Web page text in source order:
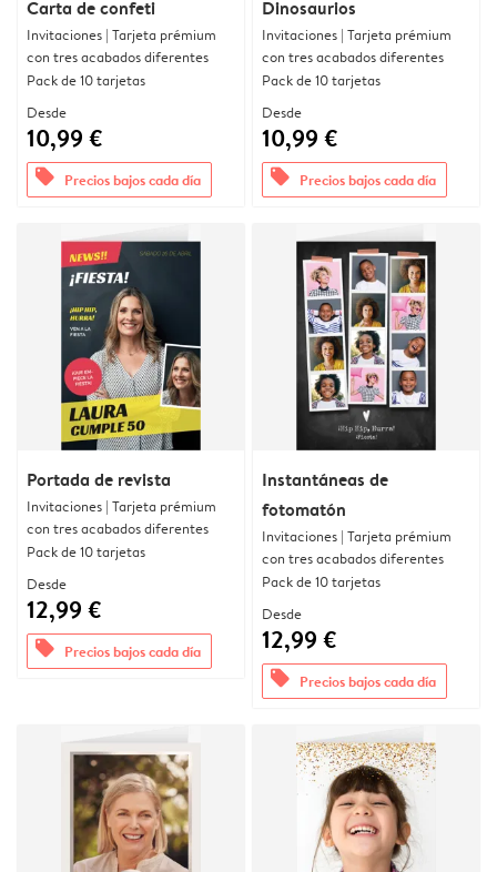
Carta de confeti
Invitaciones | Tarjeta prémium
con tres acabados diferentes
Pack de 10 tarjetas
Desde
10,99 €
offers Precios bajos cada día
Dinosaurios
Invitaciones | Tarjeta prémium
con tres acabados diferentes
Pack de 10 tarjetas
Desde
10,99 €
offers Precios bajos cada día
Portada de revista
Invitaciones | Tarjeta prémium
con tres acabados diferentes
Pack de 10 tarjetas
Desde
12,99 €
offers Precios bajos cada día
Instantáneas de
fotomatón
Invitaciones | Tarjeta prémium
con tres acabados diferentes
Pack de 10 tarjetas
Desde
12,99 €
offers Precios bajos cada día